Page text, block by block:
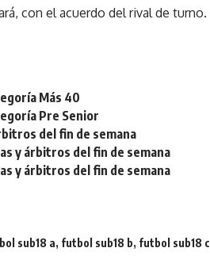
con el acuerdo del rival de turno.
Más 40
Pre Senior
del fin de semana
y árbitros del fin de semana
y árbitros del fin de semana
sub18 a, futbol sub18 b, futbol sub18 c